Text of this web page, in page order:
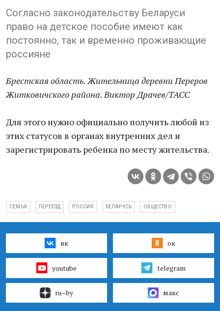
Согласно законодательству Беларуси
право на детское пособие имеют как
постоянно, так и временно проживающие
россияне
Брестская область. Жительница деревни Переров
Житковичского района. Виктор Драчев/ТАСС
Для этого нужно официально получить любой из
этих статусов в органах внутренних дел и
зарегистрировать ребенка по месту жительства.
СЕМЬЯ ПЕРЕЕЗД РОССИЯ БЕЛАРУСЬ ОБЩЕСТВО
вк ок
youtube telegram
ru–by макс